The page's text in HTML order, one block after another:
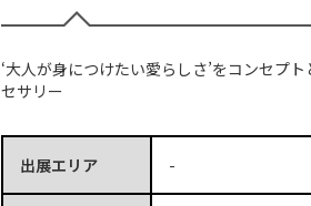
‘大人が身につけたい愛らしさ’をコンセプ
セサリー
出展エリア -